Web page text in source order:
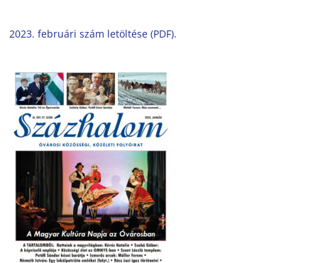
2023. februári szám letöltése (PDF).